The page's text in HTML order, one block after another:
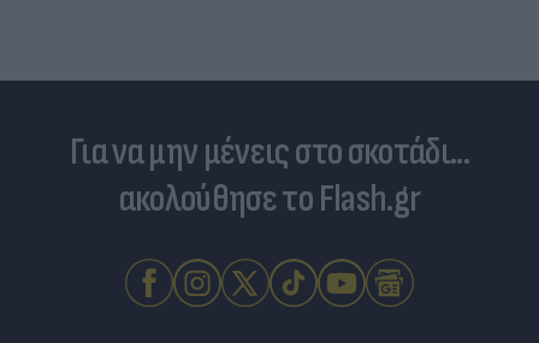
Για να μην μένεις στο σκοτάδι...
ακολούθησε το Flash.gr